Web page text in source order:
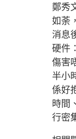
鄭秀
如荼
消息
硬件
傷害
半小
係好
時間
行密